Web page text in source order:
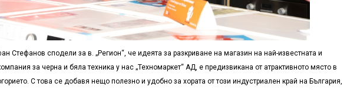
Стефанов сподели за в. „Регион“, че идеята за разкриване на магазин на най-известната и
за черна и бяла техника у нас „Техномаркет“ АД, е предизвикана от атрактивното място в
С това се добавя нещо полезно и удобно за хората от този индустриален край на България,